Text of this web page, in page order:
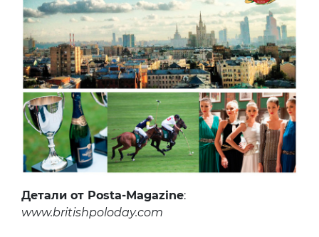
Детали от Posta-Magazine:
www.britishpoloday.com